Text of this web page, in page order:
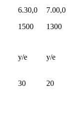
6.30,0
1500
7.00,0
1300
у/е у/е
30 20